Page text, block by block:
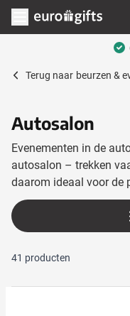
Ga naar de inhoud
Menu openen
Terug naar beurzen &
Autosalon
Evenementen in de
autosalon – trekken
daarom ideaal voor de
41 producten